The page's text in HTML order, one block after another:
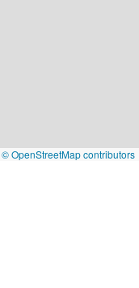
© OpenStreetMap contributors